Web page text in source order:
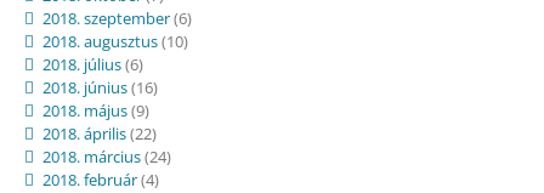
2018. szeptember(6)
2018. augusztus(10)
2018. július(6)
2018. június(16)
2018. május(9)
2018. április(22)
2018. március(24)
2018. február(4)